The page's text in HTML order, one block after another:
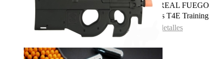
OJO NADA DE POLVORA SONIDO REAL FUEGO
FOGUEO ILEGAL👌 Las replicas pistolas T4E Training
for Engagement te permiten entrenar...
más detalles